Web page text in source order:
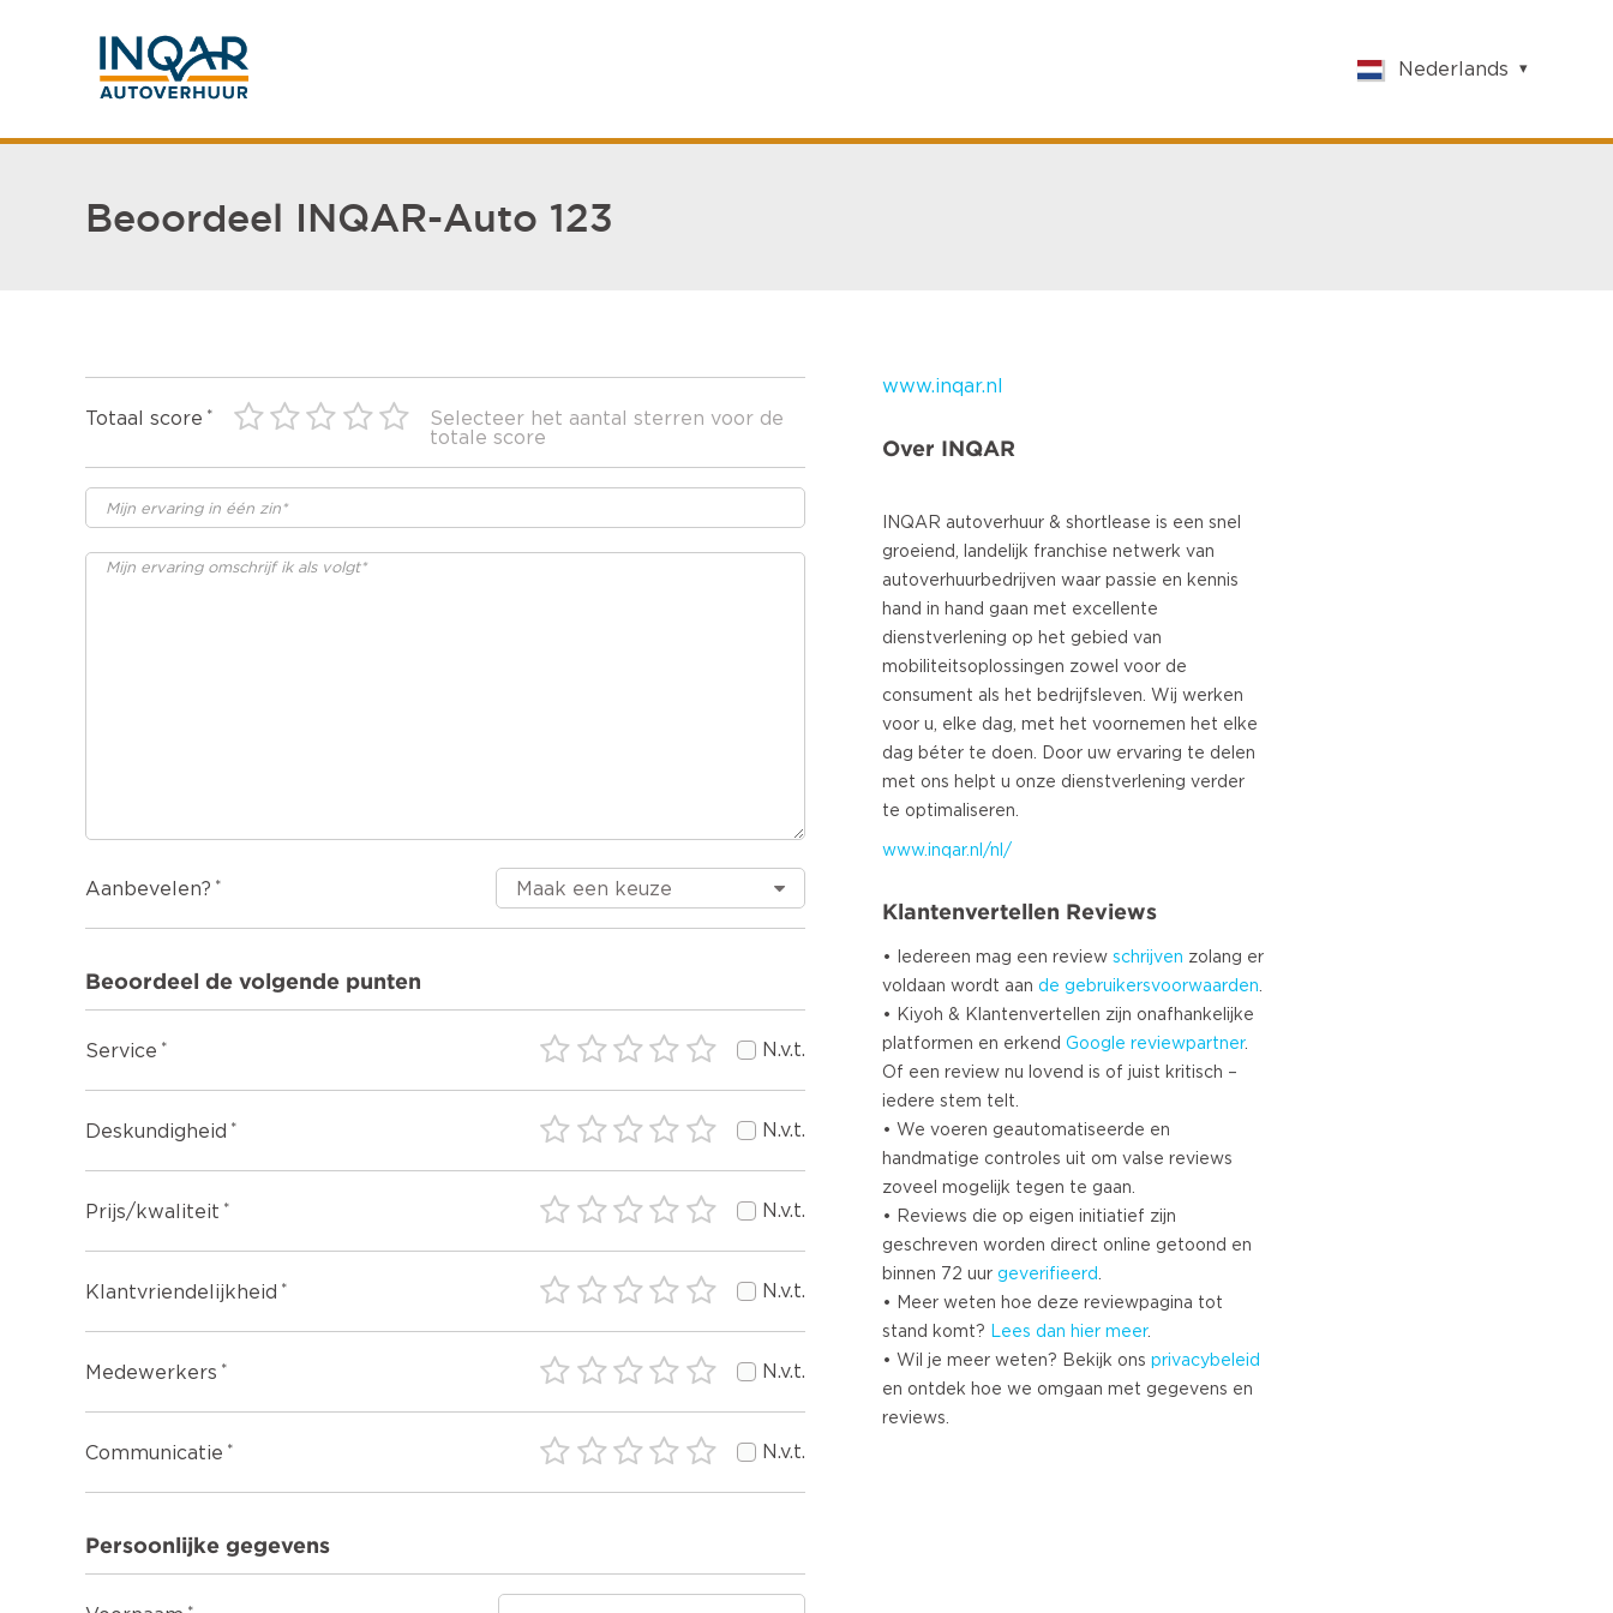
Nederlands
Nederlands
Beoordeel INQAR-Auto 123
Totaal score
Selecteer het aantal sterren voor de
totale score
Aanbevelen?
Beoordeel de volgende punten
Service N.v.t.
Deskundigheid N.v.t.
Prijs/kwaliteit N.v.t.
Klantvriendelijkheid N.v.t.
Medewerkers N.v.t.
Communicatie N.v.t.
Persoonlijke gegevens
www.inqar.nl
Over INQAR
INQAR autoverhuur & shortlease is een snel
groeiend, landelijk franchise netwerk van
autoverhuurbedrijven waar passie en kennis
hand in hand gaan met excellente
dienstverlening op het gebied van
mobiliteitsoplossingen zowel voor de
consument als het bedrijfsleven. Wij werken
voor u, elke dag, met het voornemen het elke
dag béter te doen. Door uw ervaring te delen
met ons helpt u onze dienstverlening verder
www.inqar.nl/nl/
Klantenvertellen Reviews
• Iedereen mag een review schrijven zolang er
voldaan wordt aan de gebruikersvoorwaarden.
• Kiyoh & Klantenvertellen zijn onafhankelijke
platformen en erkend Google reviewpartner.
Of een review nu lovend is of juist kritisch –
iedere stem telt.
• We voeren geautomatiseerde en
handmatige controles uit om valse reviews
zoveel mogelijk tegen te gaan.
• Reviews die op eigen initiatief zijn
geschreven worden direct online getoond en
binnen 72 uur geverifieerd.
• Meer weten hoe deze reviewpagina tot
stand komt? Lees dan hier meer.
• Wil je meer weten? Bekijk ons privacybeleid
en ontdek hoe we omgaan met gegevens en
reviews.